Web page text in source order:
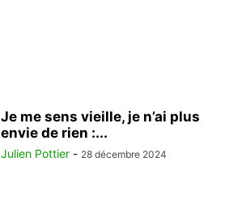
Je me sens vieille, je n’ai plus
envie de rien :...
Julien Pottier - 28 décembre 2024